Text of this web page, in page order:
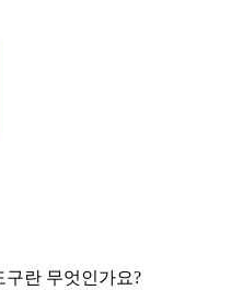
구란 무엇인가요?